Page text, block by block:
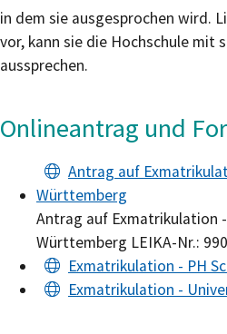
in dem sie ausgesprochen wird.
vor, kann sie die Hochschule mit
aussprechen.
Onlineantrag und
Antrag auf
Württemberg
Antrag auf Exmatrikulation
Württemberg LEIKA-Nr.:
Exmatrikulation - PH
Exmatrikulation -